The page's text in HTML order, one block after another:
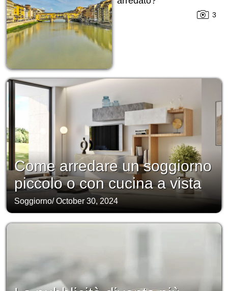
3
Come arredare un soggiorno
piccolo o con cucina a vista
Soggiorno/October 30, 2024